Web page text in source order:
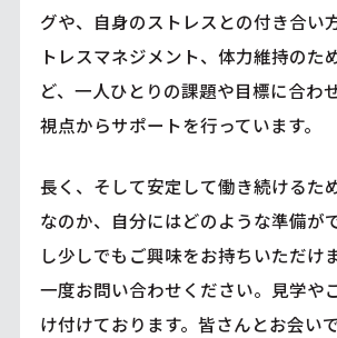
グや、自身のストレスとの付き合い
トレスマネジメント、体力維持のた
ど、一人ひとりの課題や目標に合わ
視点からサポートを行っています。
長く、そして安定して働き続けるた
なのか、自分にはどのような準備が
し少しでもご興味をお持ちいただけ
一度お問い合わせください。見学や
け付けております。皆さんとお会い